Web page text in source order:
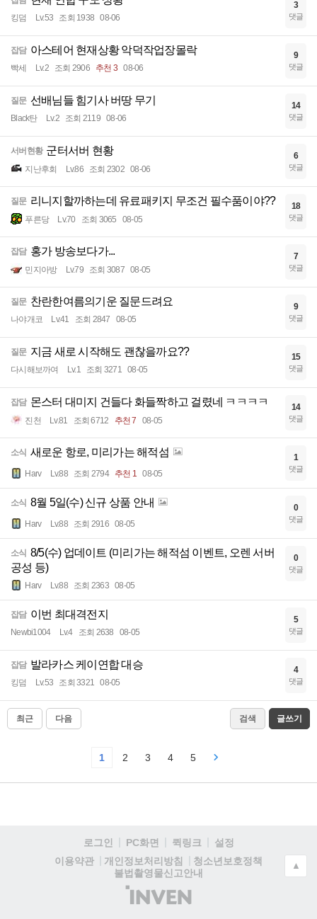
킹덤 Lv.53 조회 1938 08-06
3
댓글
잡담 아스테어 현재상황 악덕작업장몰락
빡세 Lv.2 조회 2906 추천 3 08-06
9
댓글
질문 선배님들 힘기사 버땅 무기
Black탄 Lv.2 조회 2119 08-06
14
댓글
서버현황 군터서버 현황
지난후회 Lv.86 조회 2302 08-06
6
댓글
질문 리니지할까하는데 유료패키지 무조건 필수품이야??
푸른당 Lv.70 조회 3065 08-05
18
댓글
잡담 홍가 방송보다가...
민지아방 Lv.79 조회 3087 08-05
7
댓글
질문 찬란한여름의기운 질문드려요
나야개코 Lv.41 조회 2847 08-05
9
댓글
질문 지금 새로 시작해도 괜찮을까요??
다시해보까여 Lv.1 조회 3271 08-05
15
댓글
잡담 몬스터 대미지 건들다 화들짝하고 걸렸네 ㅋㅋㅋㅋ
진천 Lv.81 조회 6712 추천 7 08-05
14
댓글
소식 새로운 항로, 미리가는 해적섬
Harv Lv.88 조회 2794 추천 1 08-05
1
댓글
소식 8월 5일(수) 신규 상품 안내
Harv Lv.88 조회 2916 08-05
0
댓글
소식 8/5(수) 업데이트 (미리가는 해적섬 이벤트, 오렌 서버
공성 등)
Harv Lv.88 조회 2363 08-05
0
댓글
잡담 이번 최대격전지
Newbi1004 Lv.4 조회 2638 08-05
5
댓글
잡담 발라카스 케이연합 대승
킹덤 Lv.53 조회 3321 08-05
4
댓글
최근 다음 검색 글쓰기
1 2 3 4 5
로그인 PC화면 퀵링크
설정
이용약관
개인정보처리방침
청소년보호정책
불법촬영물신고안내
(주)
인
▲